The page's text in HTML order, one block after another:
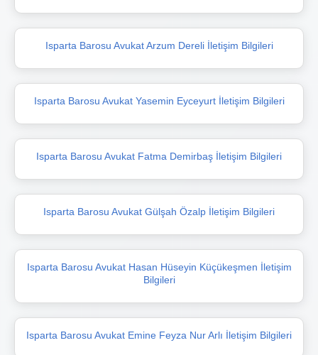
Isparta Barosu Avukat Arzum Dereli İletişim Bilgileri
Isparta Barosu Avukat Yasemin Eyceyurt İletişim Bilgileri
Isparta Barosu Avukat Fatma Demirbaş İletişim Bilgileri
Isparta Barosu Avukat Gülşah Özalp İletişim Bilgileri
Isparta Barosu Avukat Hasan Hüseyin Küçükeşmen İletişim
Bilgileri
Isparta Barosu Avukat Emine Feyza Nur Arlı İletişim Bilgileri